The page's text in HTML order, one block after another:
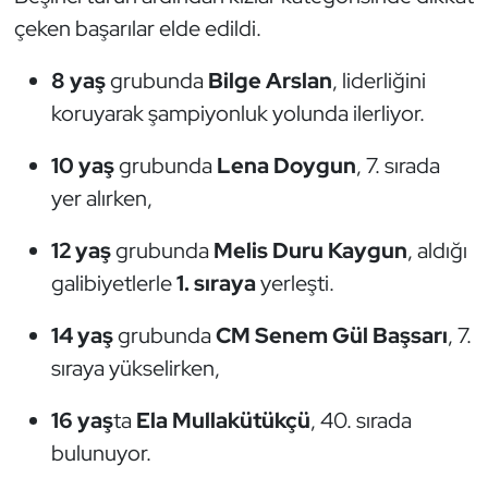
çeken başarılar elde edildi.
8 yaşgrubunda Bilge Arslan, liderliğini
koruyarak şampiyonluk yolunda ilerliyor.
10 yaşgrubunda Lena Doygun, 7. sırada
yer alırken,
12 yaşgrubunda Melis Duru Kaygun, aldığı
galibiyetlerle1. sırayayerleşti.
14 yaşgrubundaCM Senem Gül Başsarı, 7.
sıraya yükselirken,
16 yaşta Ela Mullakütükçü, 40. sırada
bulunuyor.
Hava Sporları
Hentbol
İşitme Engelli Sporcular
Kano ve Rafting
Karate
Kempo